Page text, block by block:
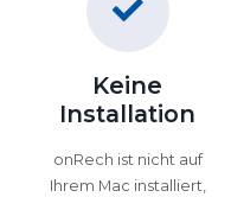
Keine
Installation
onRech ist nicht auf
Ihrem Mac installiert,